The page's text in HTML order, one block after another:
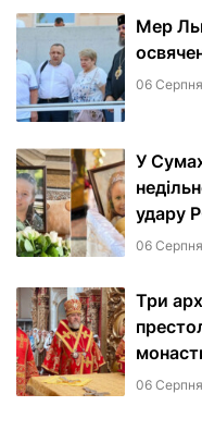
Мер
06
У
удару
06
Три
06